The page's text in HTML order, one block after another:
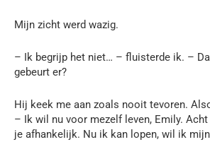
Mijn zicht werd wazig.
– Ik begrijp het niet… – fluisterde ik. –
gebeurt er?
Hij keek me aan zoals nooit tevoren.
– Ik wil nu voor mezelf leven, Emily.
je afhankelijk. Nu ik kan lopen, wil ik